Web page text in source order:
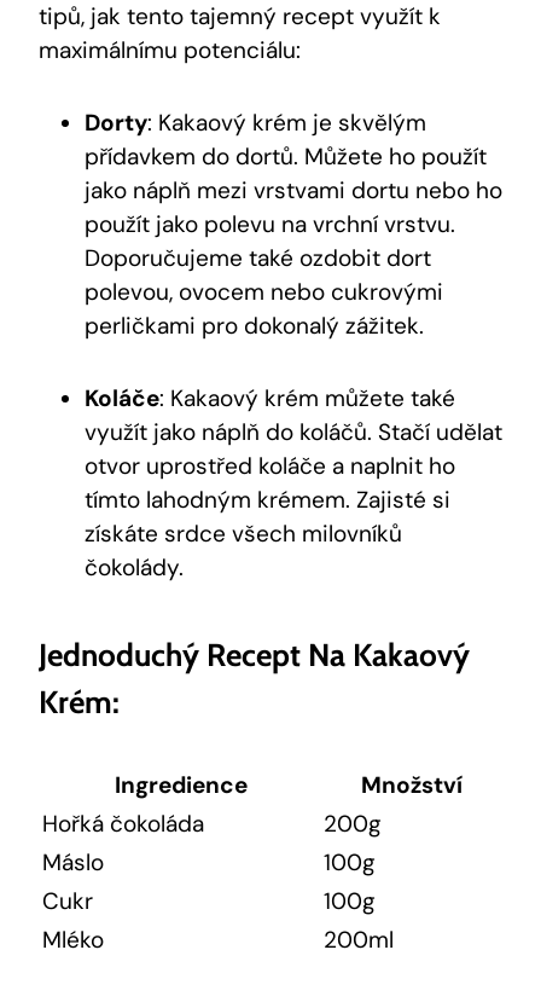
tipů, jak‍ tento ‍tajemný⁤ recept využít k
⁢maximálnímu potenciálu:
Dorty: Kakaový​ krém je skvělým
přídavkem do dortů. Můžete ho použít
jako⁢ náplň mezi vrstvami ⁢dortu nebo ho
použít ​jako polevu ‌na vrchní vrstvu.
Doporučujeme také ​ozdobit dort
polevou, ovocem nebo cukrovými
⁤perličkami pro ‍dokonalý zážitek.
Koláče: Kakaový krém můžete také
využít jako náplň do koláčů.⁣ Stačí ⁢udělat
otvor uprostřed koláče a naplnit‍ ho
tímto lahodným krémem. Zajisté si⁢
získáte ‍srdce všech milovníků‍
čokolády.
Jednoduchý ⁤recept Na‌ Kakaový
Krém:
Ingredience
Množství
Hořká⁤ čokoláda
200g
Máslo
100g
Cukr
100g
Mléko
200ml